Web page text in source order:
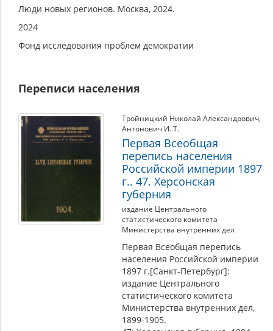
Люди новых регионов. Москва, 2024.
2024
Фонд исследования проблем демократии
Переписи населения
Тройницкий Николай Александрович,
Антонович И. Т.
Первая Всеобщая
перепись населения
Российской империи 1897
г.. 47. Херсонская
губерния
издание Центрального
статистического комитета
Министерства внутренних дел
Первая Всеобщая перепись
населения Российской империи
1897 г.[Санкт-Петербург]:
издание Центрального
статистического комитета
Министерства внутренних дел,
1899-1905.